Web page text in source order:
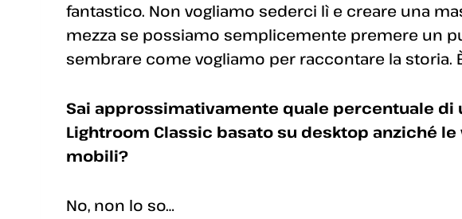
fantastico. Non vogliamo sederci lì e creare una
mezza se possiamo semplicemente premere un
sembrare come vogliamo per raccontare la storia.
Sai approssimativamente quale percentuale di
Lightroom Classic basato su desktop anziché
mobili?
No, non lo so…